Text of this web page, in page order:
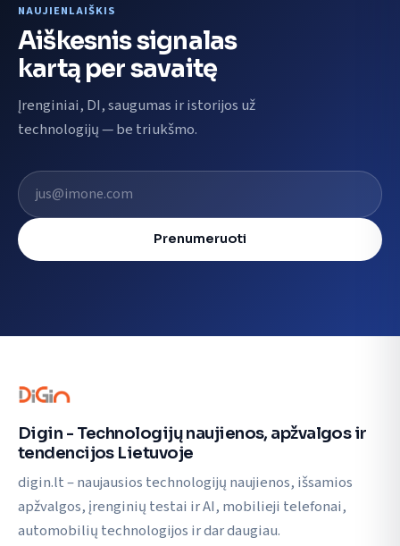
NAUJIENLAIŠKIS
Aiškesnis signalas
kartą per savaitę
Įrenginiai, DI, saugumas ir istorijos už
technologijų — be triukšmo.
El. pašto adresas
Prenumeruoti
Digin - Technologijų naujienos, apžvalgos ir
tendencijos Lietuvoje
digin.lt – naujausios technologijų naujienos, išsamios
apžvalgos, įrenginių testai ir AI, mobilieji telefonai,
automobilių technologijos ir dar daugiau.